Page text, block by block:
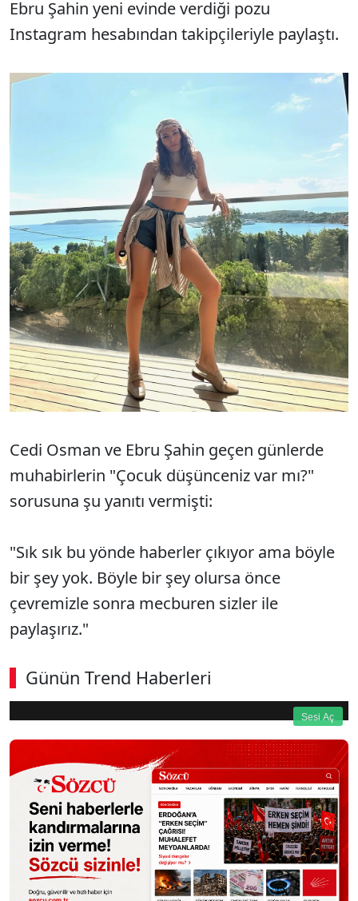
Ebru Şahin yeni evinde verdiği pozu
Instagram hesabından takipçileriyle paylaştı.
Cedi Osman ve Ebru Şahin geçen günlerde
muhabirlerin "Çocuk düşünceniz var mı?"
sorusuna şu yanıtı vermişti:
"Sık sık bu yönde haberler çıkıyor ama böyle
bir şey yok. Böyle bir şey olursa önce
çevremizle sonra mecburen sizler ile
paylaşırız."
Günün Trend Haberleri
Aç
10.56%
Sesi Aç